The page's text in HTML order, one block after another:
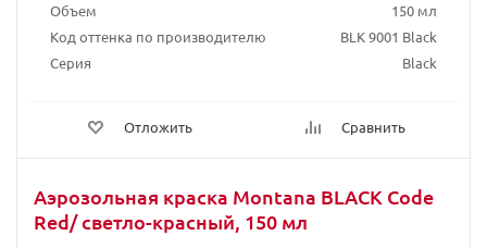
Объем
150 мл
Код оттенка по производителю
BLK 9001 Black
Серия
Black
Отложить Сравнить
Аэрозольная краска Montana BLACK Code
Red/ светло-красный, 150 мл